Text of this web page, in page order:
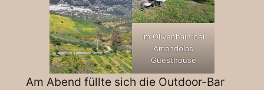
im Olivenhain bei
Amandolas
Guesthouse
Am Abend füllte sich die Outdoor-Bar